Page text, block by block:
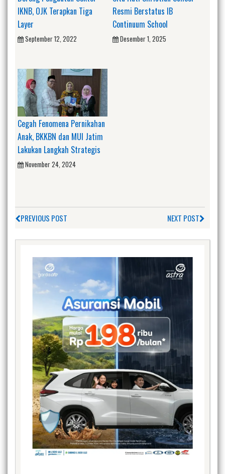
IKNB, OJK Terapkan Tiga
Layer
September 12, 2022
Resmi Berstatus IB
Continuum School
Desember 1, 2025
Cegah Fenomena Pernikahan
Anak, BKKBN dan MUI Jatim
Lakukan Langkah Strategis
November 24, 2024
PREVIOUS POST NEXT POST